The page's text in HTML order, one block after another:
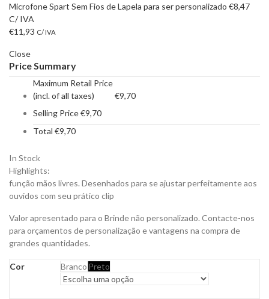
Microfone Spart Sem Fios de Lapela para ser personalizado €8,47
C/ IVA
€11,93 C/ IVA
Close
Price Summary
Maximum Retail Price
(incl. of all taxes)
€9,70
Selling Price€9,70
Total €9,70
In Stock
Highlights:
função mãos livres. Desenhados para se ajustar perfeitamente aos
ouvidos com seu prático clip
Valor apresentado para o Brinde não personalizado. Contacte-nos
para orçamentos de personalização e vantagens na compra de
grandes quantidades.
Cor Branco Preto